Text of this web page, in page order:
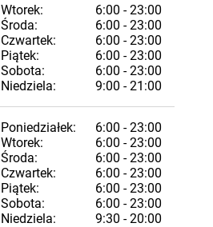
Wtorek:
6:00 - 23:00
Środa:
6:00 - 23:00
Czwartek:
6:00 - 23:00
Piątek:
6:00 - 23:00
Sobota:
6:00 - 23:00
Niedziela:
9:00 - 21:00
Poniedziałek:
6:00 - 23:00
Wtorek:
6:00 - 23:00
Środa:
6:00 - 23:00
Czwartek:
6:00 - 23:00
Piątek:
6:00 - 23:00
Sobota:
6:00 - 23:00
Niedziela:
9:30 - 20:00